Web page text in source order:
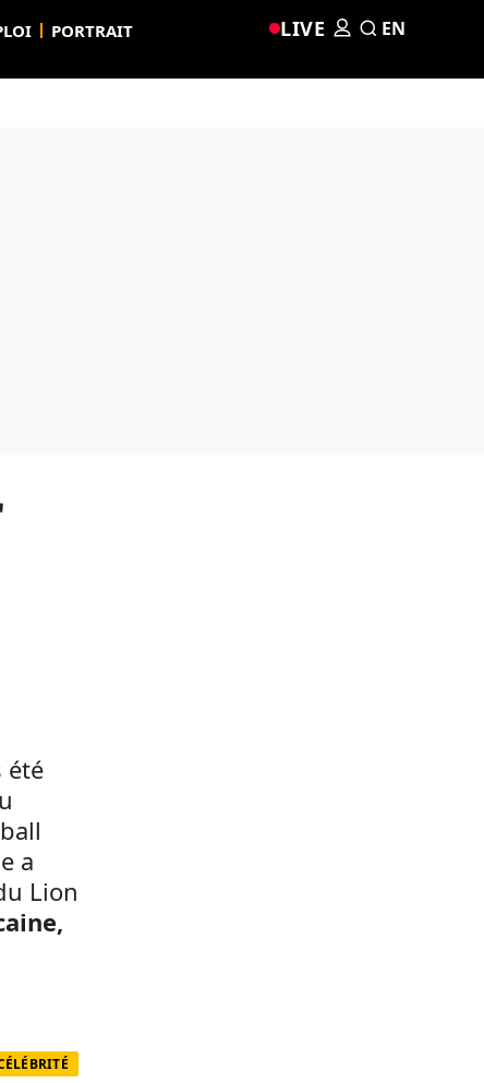
PORTRAIT LIVE EN
été
a
Lion